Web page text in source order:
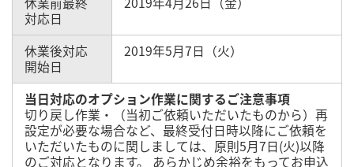
対応日
休業後対応
開始日
2019年5月7日（火）
当日対応のオプション作業に関するご注意事項
切り戻し作業・（当初ご依頼いただいたものから）再
設定が必要な場合など、最終受付日時以降にご依頼を
いただいたものに関しましては、原則5月7日(火)以降
のご対応となります。 あらかじめ余裕をもってお申込